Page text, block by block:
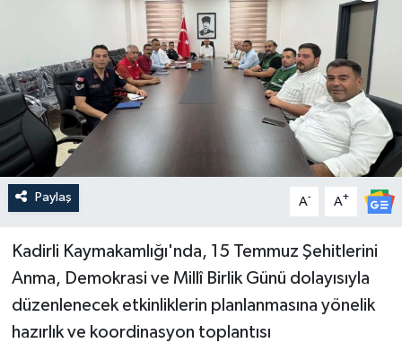
Paylaş A- A+
Kadirli Kaymakamlığı'nda, 15 Temmuz Şehitlerini
Anma, Demokrasi ve Millî Birlik Günü dolayısıyla
düzenlenecek etkinliklerin planlanmasına yönelik
hazırlık ve koordinasyon toplantısı